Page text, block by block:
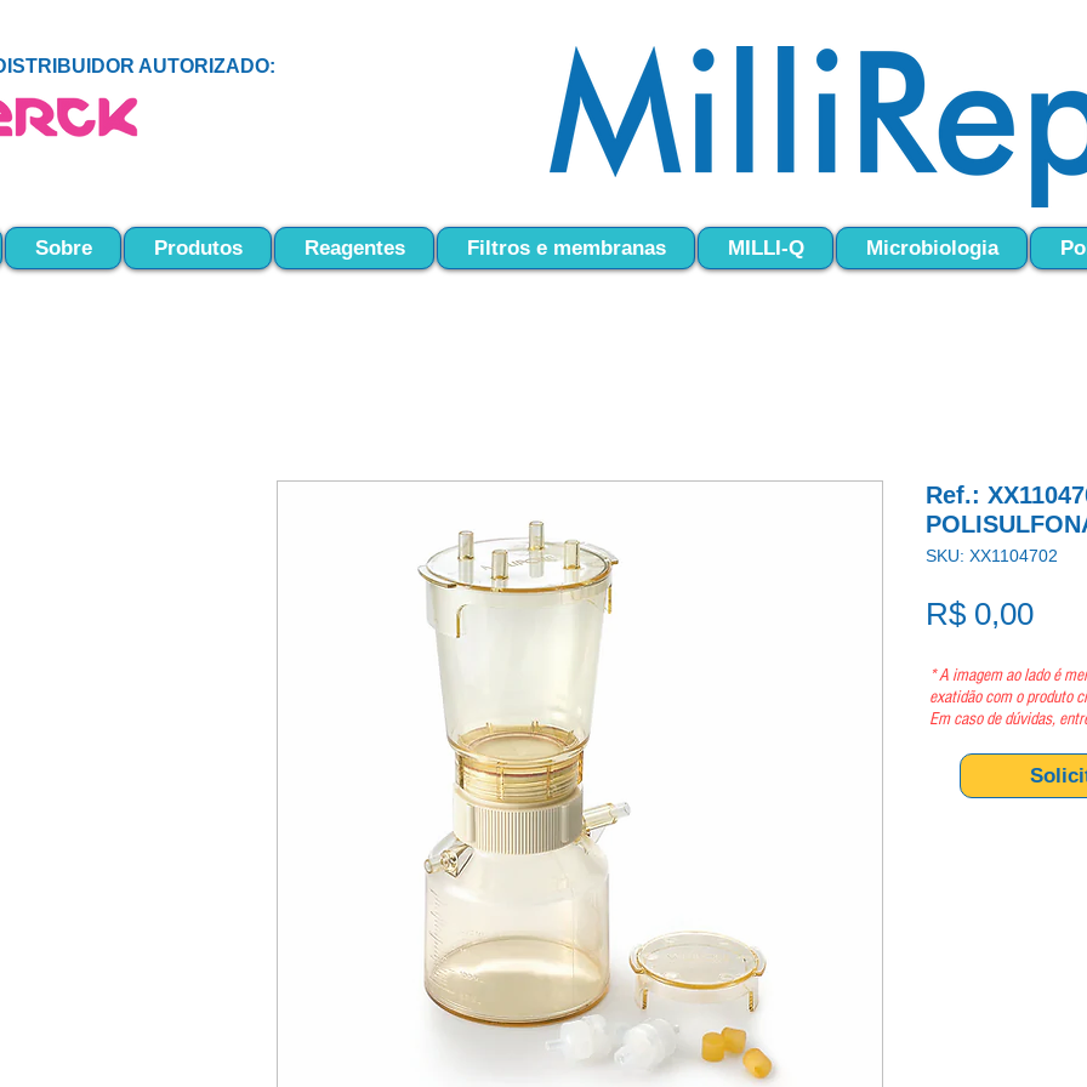
AUTORIZADO:
Sobre Produtos Reagentes Filtros e membranas MILLI-Q Microbiologia
Ref.:
SKU: XX1104702
R$ 0,00
* A imagem ao lado é
exatidão com o produto
Em caso de dúvidas,